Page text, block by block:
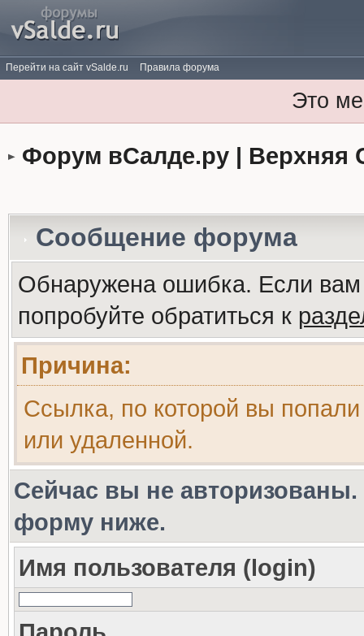
Перейти на сайт vSalde.ru Правила форума
Это
Форум вСалде.ру | Верхняя
Сообщение форума
Обнаружена ошибка. Если
попробуйте обратиться к
Причина:
Ссылка, по которой вы
или удаленной.
Сейчас вы не авторизованы.
форму ниже.
Имя пользователя (login)